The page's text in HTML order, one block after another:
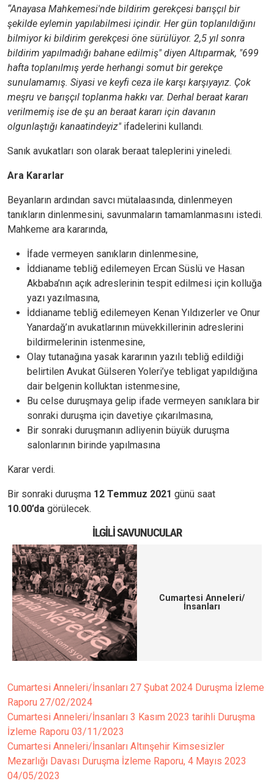
“Anayasa Mahkemesi'nde bildirim gerekçesi barışçıl bir
şekilde eylemin yapılabilmesi içindir. Her gün toplanıldığını
bilmiyor ki bildirim gerekçesi öne sürülüyor. 2,5 yıl sonra
bildirim yapılmadığı bahane edilmiş" diyen Altıparmak, "699
hafta toplanılmış yerde herhangi somut bir gerekçe
sunulamamış. Siyasi ve keyfi ceza ile karşı karşıyayız. Çok
meşru ve barışçıl toplanma hakkı var. Derhal beraat kararı
verilmemiş ise de şu an beraat kararı için davanın
olgunlaştığı kanaatindeyiz" ifadelerini kullandı.
Sanık avukatları son olarak beraat taleplerini yineledi.
Ara Kararlar
Beyanların ardından savcı mütalaasında, dinlenmeyen
tanıkların dinlenmesini, savunmaların tamamlanmasını istedi.
Mahkeme ara kararında,
İfade vermeyen sanıkların dinlenmesine,
İddianame tebliğ edilemeyen Ercan Süslü ve Hasan
Akbaba’nın açık adreslerinin tespit edilmesi için kolluğa
yazı yazılmasına,
İddianame tebliğ edilemeyen Kenan Yıldızerler ve Onur
Yanardağ’ın avukatlarının müvekkillerinin adreslerini
bildirmelerinin istenmesine,
Olay tutanağına yasak kararının yazılı tebliğ edildiği
belirtilen Avukat Gülseren Yoleri’ye tebligat yapıldığına
dair belgenin kolluktan istenmesine,
Bu celse duruşmaya gelip ifade vermeyen sanıklara bir
sonraki duruşma için davetiye çıkarılmasına,
Bir sonraki duruşmanın adliyenin büyük duruşma
salonlarının birinde yapılmasına
Karar verdi.
Bir sonraki duruşma 12 Temmuz 2021 günü saat
10.00’da görülecek.
İLGILI SAVUNUCULAR
Cumartesi Anneleri/
İnsanları
Cumartesi Anneleri/İnsanları 27 Şubat 2024 Duruşma İzleme
Raporu 27/02/2024
Cumartesi Anneleri/İnsanları 3 Kasım 2023 tarihli Duruşma
İzleme Raporu 03/11/2023
Cumartesi Anneleri/İnsanları Altınşehir Kimsesizler
Mezarlığı Davası Duruşma İzleme Raporu, 4 Mayıs 2023
04/05/2023